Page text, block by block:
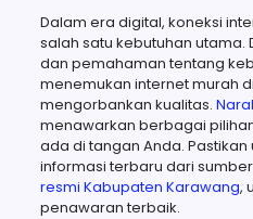
Dalam era digital, koneksi
salah satu kebutuhan utama.
dan pemahaman tentang
menemukan internet murah
mengorbankan kualitas.
menawarkan berbagai
ada di tangan Anda.
informasi terbaru dari
resmi Kabupaten Karawang,
penawaran terbaik.